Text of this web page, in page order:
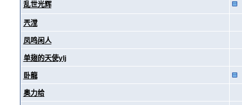
乱世光辉
兲漟
凤鸣闲人
单翅的天使ylj
卧龍
奥力给